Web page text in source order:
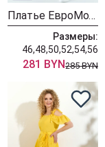
Платье ЕвроМода 527 морская волна
Размеры:
46,48,50,52,54,56
281 BYN285 BYN